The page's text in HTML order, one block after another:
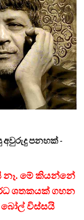
අවුරුදු පනහක් -
මේ කියන්නේ
ශතකයක් ගහන
බෝල් විස්සයි